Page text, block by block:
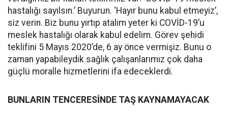
hastalığı sayılsın.’ Buyurun. ‘Hayır bunu kabul etmeyiz’,
siz verin. Biz bunu yırtıp atalım yeter ki COVİD-19’u
meslek hastalığı olarak kabul edelim. Görev şehidi
teklifini 5 Mayıs 2020’de, 6 ay önce vermişiz. Bunu o
zaman yapabileydik sağlık çalışanlarımız çok daha
güçlü moralle hizmetlerini ifa edeceklerdi.
BUNLARIN TENCERESİNDE TAŞ KAYNAMAYACAK